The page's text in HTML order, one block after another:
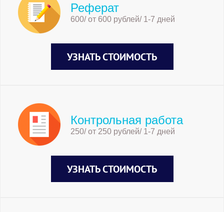
Реферат
600/ от 600 рублей/ 1-7 дней
УЗНАТЬ СТОИМОСТЬ
Контрольная работа
250/ от 250 рублей/ 1-7 дней
УЗНАТЬ СТОИМОСТЬ